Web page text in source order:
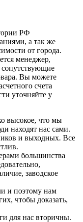
РФ
а так же
от города.
менеджер,
сопутствующие
Вы можете
счета
уточняйте у
высокое, что мы
находят нас сами.
и выходных. Все
большинства
заводское
и поэтому нам
чтобы доказать,
для нас вторичны.